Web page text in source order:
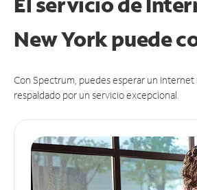
New York puede
Con Spectrum, puedes esperar un
respaldado por un servicio excepcional.